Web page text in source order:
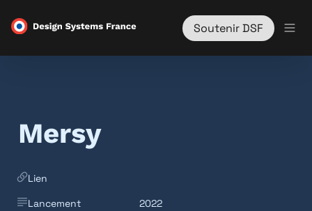
Soutenir DSF
Mersy
Lien
Lancement
2022